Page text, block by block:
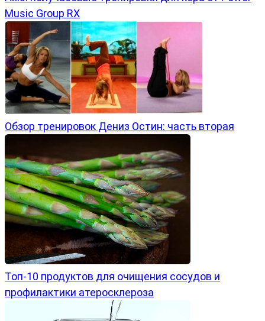
Music Group RX
Обзор тренировок Дениз Остин: часть вторая
Топ-10 продуктов для очищения сосудов и
профилактики атеросклероза